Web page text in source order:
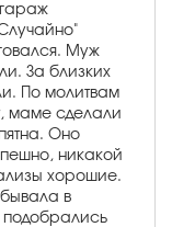
Муж
За близких
По молитвам
маме сделали
Оно
никакой
хорошие.
в